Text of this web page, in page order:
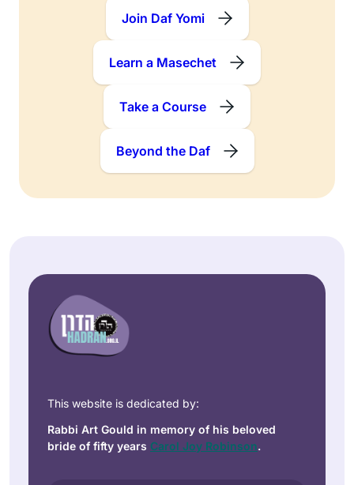
Join Daf Yomi
Learn a Masechet
Take a Course
Beyond the Daf
This website is dedicated by:
Rabbi Art Gould in memory of his beloved
bride of fifty years Carol Joy Robinson.